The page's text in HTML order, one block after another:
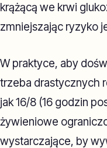
krążącą we krwi
zmniejszając ryzyko
W praktyce, aby
trzeba drastycznych
jak 16/8 (16 godzin
żywieniowe
wystarczające, by